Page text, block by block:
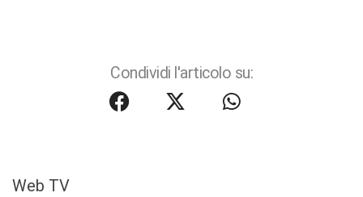
Condividi l'articolo su:
Web TV